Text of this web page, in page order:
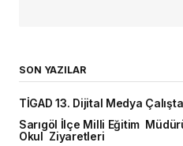
SON YAZILAR
TİGAD 13. Dijital Medya
Sarıgöl İlçe Milli Eğitim
Okul Ziyaretleri